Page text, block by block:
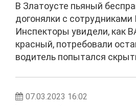
В Златоусте пьяный
догонялки с
Инспекторы увидели, как
красный, потребовали
водитель попытался
07.03.2023 16:02